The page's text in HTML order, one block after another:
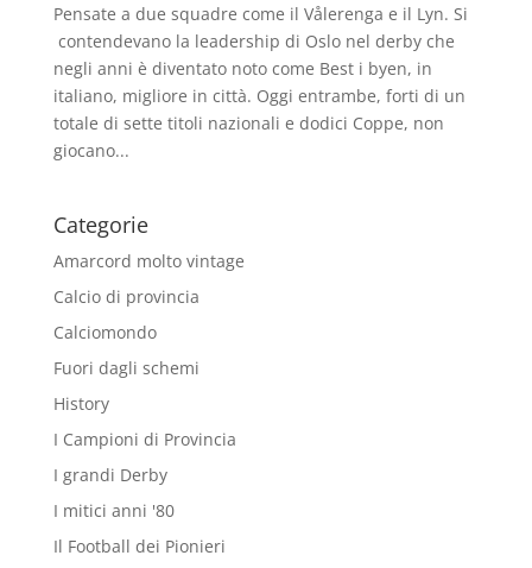
Pensate a due squadre come il Vålerenga e il Lyn. Si
contendevano la leadership di Oslo nel derby che
negli anni è diventato noto come Best i byen, in
italiano, migliore in città. Oggi entrambe, forti di un
totale di sette titoli nazionali e dodici Coppe, non
giocano...
Categorie
Amarcord molto vintage
Calcio di provincia
Calciomondo
Fuori dagli schemi
History
I Campioni di Provincia
I grandi Derby
I mitici anni '80
Il Football dei Pionieri